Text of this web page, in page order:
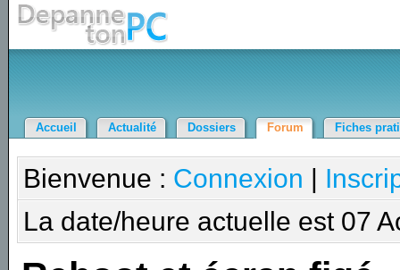
Accueil Actualité Dossiers Forum Fiches
Bienvenue : Connexion |
La date/heure actuelle est 07